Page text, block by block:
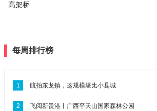
高架桥
每周排行榜
1 航拍东龙镇，这规模堪比小县城
2 飞阅新贵港丨广西平天山国家森林公园